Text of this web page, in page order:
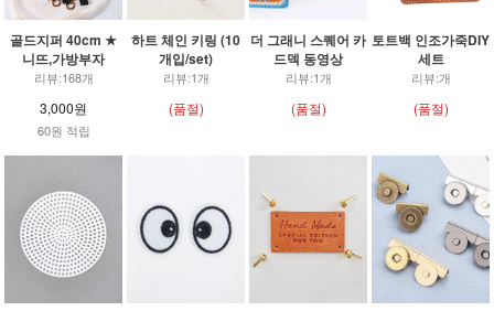
골드지퍼 40cm ★
니뜨,가방부자
리뷰:168개
3,000원
60원 적립
하트 체인 키링 (10
개입/set)
리뷰:1개
(품절)
더 그래니 스퀘어 카
드덱 동영상
리뷰:1개
(품절)
토트백 인조가죽DIY
세트
리뷰:개
(품절)